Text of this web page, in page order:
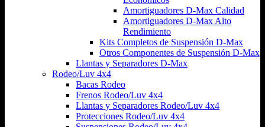
Amortiguadores D-Max Calidad
Amortiguadores D-Max Alto
Rendimiento
Kits Completos de Suspensión D-Max
Otros Componentes de Suspensión D-Max
Llantas y Separadores D-Max
Rodeo/Luv 4x4
Bacas Rodeo
Frenos Rodeo/Luv 4x4
Llantas y Separadores Rodeo/Luv 4x4
Protecciones Rodeo/Luv 4x4